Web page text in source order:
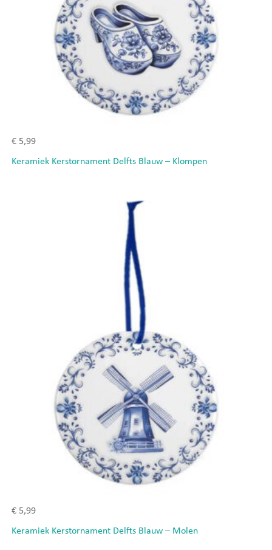
€5,99
Keramiek Kerstornament Delfts Blauw – Klompen
€5,99
Keramiek Kerstornament Delfts Blauw – Molen